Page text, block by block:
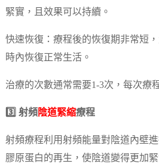
緊實，且效果可以持續。
快速恢復：療程後的恢復期非常短
時內恢復正常生活。
治療的次數通常需要1-3次，每次療
3️⃣ 射頻陰道緊縮療程
射頻療程利用射頻能量對陰道內壁
膠原蛋白的再生，使陰道變得更加